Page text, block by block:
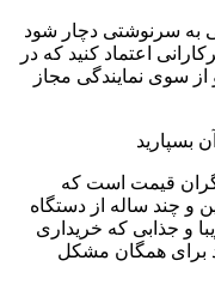
به سرنوشتی دچار شود
اعتماد کنید که در
سوی نمایندگی مجاز
بسپارید
گران قیمت است که
و چند ساله از دستگاه
و جذابی که خریداری
برای همگان مشکل